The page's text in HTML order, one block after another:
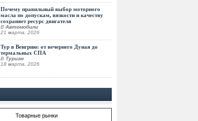
Почему правильный выбор моторного
масла по допускам, вязкости и качеству
сохраняет ресурс двигателя
В Автомобили
21 марта, 2026
Тур в Венгрию: от вечернего Дуная до
термальных СПА
В Туризм
18 марта, 2026
Товарные рынки